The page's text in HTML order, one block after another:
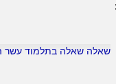
שאלה שאלה בתלמוד עשר